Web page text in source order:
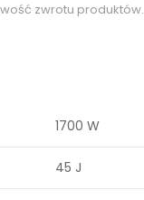
zwrotu produktów.
1700 W
45 J